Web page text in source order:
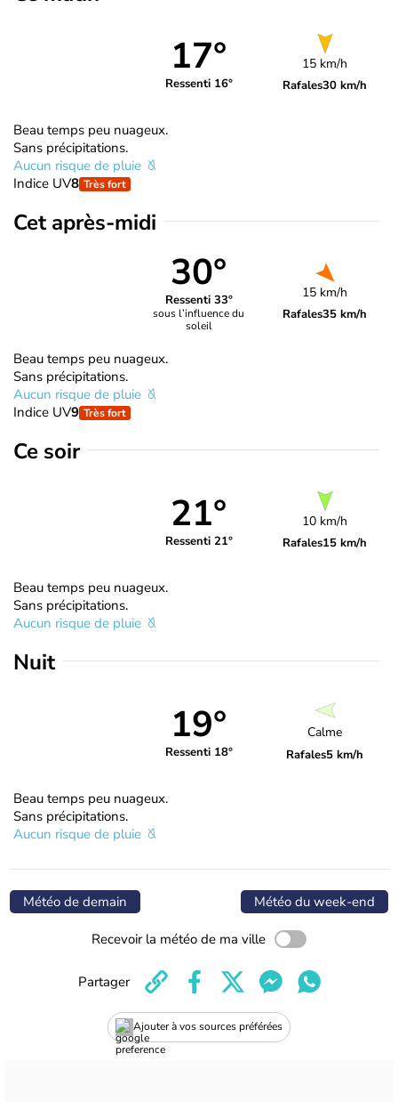
17°
Ressenti 16°
15 km/h
Rafales30 km/h
Beau temps peu nuageux.
Sans précipitations.
Aucun risque de pluie
Indice UV8 Très fort
Cet après-midi
30°
Ressenti 33°
sous l’influence du
soleil
15 km/h
Rafales35 km/h
Beau temps peu nuageux.
Sans précipitations.
Aucun risque de pluie
Indice UV9 Très fort
Ce soir
21°
Ressenti 21°
10 km/h
Rafales15 km/h
Beau temps peu nuageux.
Sans précipitations.
Aucun risque de pluie
Nuit
19°
Ressenti 18°
Calme
Rafales5 km/h
Beau temps peu nuageux.
Sans précipitations.
Aucun risque de pluie
Météo de demain Météo du week-end
Recevoir la météo de ma ville
Ajouter à vos sources préférées
Partager